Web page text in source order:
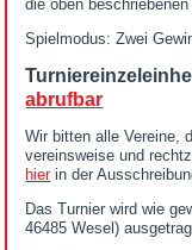
die oben
Spielmodus: Zwei
abrufbar
Wir bitten alle Vereine,
vereinsweise und
hierin der
Das Turnier wird wie
46485 Wesel)